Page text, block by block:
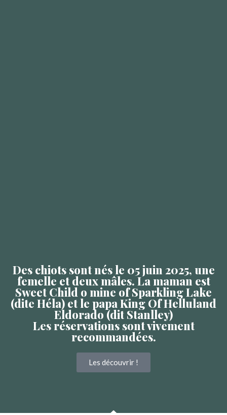
Des chiots sont nés le 05 juin 2025, une
femelle et deux mâles. La maman est
Sweet Child o mine of Sparkling Lake
(dite Héla) et le papa King Of Helluland
Eldorado (dit Stanlley)
Les réservations sont vivement
recommandées.
Les découvrir !